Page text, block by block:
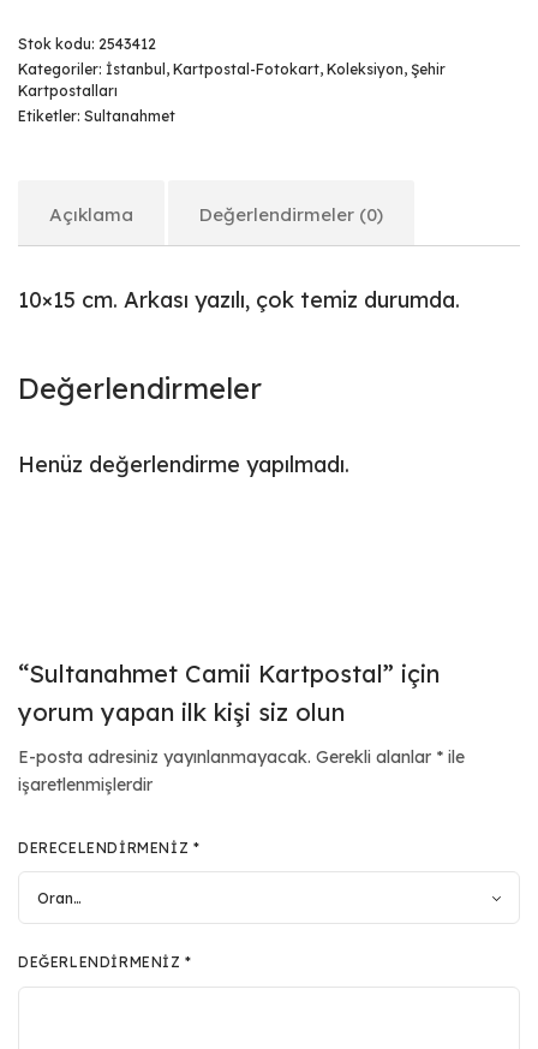
Stok kodu: 2543412
Kategoriler: İstanbul , Kartpostal-Fotokart, Koleksiyon, Şehir
Kartpostalları
Etiketler: Sultanahmet
Açıklama Değerlendirmeler (0)
10×15 cm. Arkası yazılı, çok temiz durumda.
Değerlendirmeler
Henüz değerlendirme yapılmadı.
“Sultanahmet Camii Kartpostal” için
yorum yapan ilk kişi siz olun
E-posta adresiniz yayınlanmayacak. Gerekli alanlar * ile
işaretlenmişlerdir
DERECELENDIRMENIZ *
DEĞERLENDIRMENIZ*